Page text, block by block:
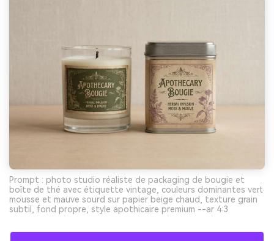
Prompt : photo studio réaliste de packaging de bougie et
boîte de thé avec étiquette vintage, couleurs dominantes vert
mousse et mauve sourd sur papier beige chaud, texture grain
subtil, fond propre, style apothicaire premium --ar 4:3